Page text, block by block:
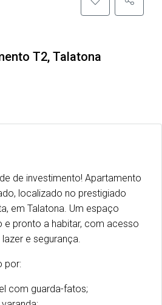
T2, Talatona
de investimento! Apartamento
localizado no prestigiado
em Talatona. Um espaço
e pronto a habitar, com acesso
e segurança.
por:
com guarda-fatos;